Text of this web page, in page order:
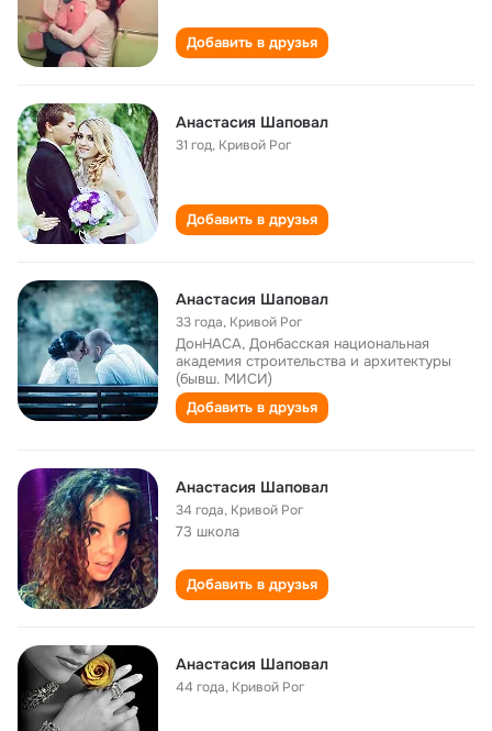
Добавить в друзья
Анастасия Шаповал
31 год, Кривой Рог
Добавить в друзья
Анастасия Шаповал
33 года, Кривой Рог
ДонНАСА, Донбасская национальная
академия строительства и архитектуры
(бывш. МИСИ)
Добавить в друзья
Анастасия Шаповал
34 года, Кривой Рог
73 школа
Добавить в друзья
Анастасия Шаповал
44 года, Кривой Рог